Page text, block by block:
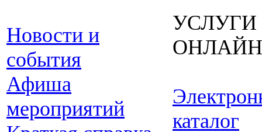
Новости и
события
Афиша
мероприятий
УСЛУГИ
ОНЛАЙН
каталог